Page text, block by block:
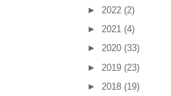
► 2022 (2)
► 2021 (4)
► 2020 (33)
► 2019 (23)
► 2018 (19)